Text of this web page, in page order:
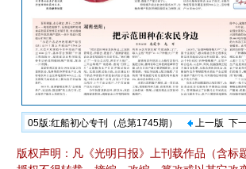
05版:红船初心专刊（总第1745期） 上一版 下
版权声明：凡《光明日报》上刊载作品（含标